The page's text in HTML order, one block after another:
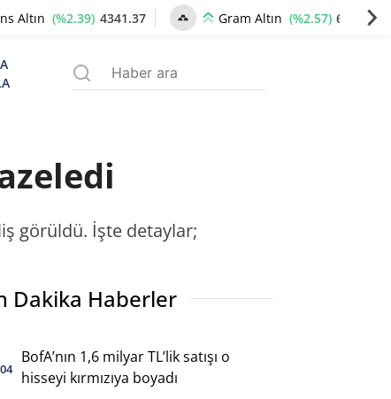
Altın (%2.39) 4341.37 Gram Altın (%2.57) 6659.77
görüldü. İşte detaylar;
Dakika Haberler
BofA’nın 1,6 milyar TL’lik satışı o
hisseyi kırmızıya boyadı